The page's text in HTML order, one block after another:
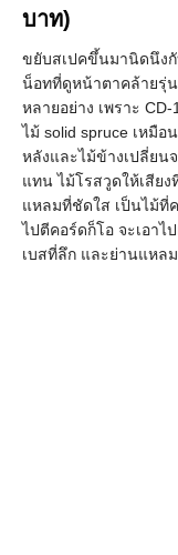
บาท)
ขยับสเปคขึ้นมานิดนึงกั
น็อทที่ดูหน้าตาคล้ายรุ่น
หลายอย่าง เพราะ
ไม้ solid spruce เหมื
หลังและไม้ข้างเปลี่ยน
แทน ไม้โรสวูดให้เสีย
แหลมที่ชัดใส เป็นไม้ที่
ไปตีคอร์ดก็โอ จะเอาไ
เบสที่ลึก และย่านแหล